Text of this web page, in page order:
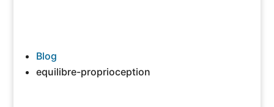
Blog
equilibre-proprioception